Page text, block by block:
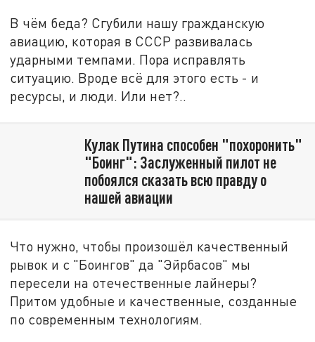
В чём беда? Сгубили нашу гражданскую
авиацию, которая в СССР развивалась
ударными темпами. Пора исправлять
ситуацию. Вроде всё для этого есть - и
ресурсы, и люди. Или нет?..
Кулак Путина способен "похоронить"
"Боинг": Заслуженный пилот не
побоялся сказать всю правду о
нашей авиации
Что нужно, чтобы произошёл качественный
рывок и с "Боингов" да "Эйрбасов" мы
пересели на отечественные лайнеры?
Притом удобные и качественные, созданные
по современным технологиям.